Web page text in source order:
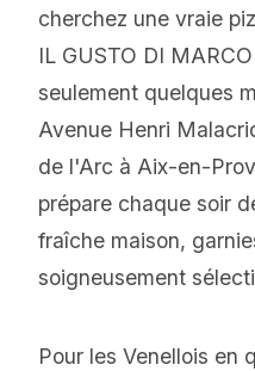
cherchez une vraie
IL GUSTO DI
seulement quelques
Avenue Henri
de l'Arc à Aix-en-
prépare chaque soir
fraîche maison,
soigneusement
Pour les Venellois en